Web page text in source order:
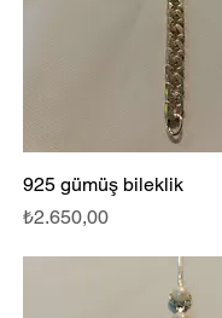
925 gümüş bileklik
Fiyat
₺2.650,00